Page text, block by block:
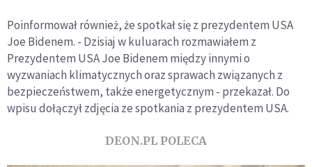
Poinformował również, że spotkał się z prezydentem USA
Joe Bidenem. - Dzisiaj w kuluarach rozmawiałem z
Prezydentem USA Joe Bidenem między innymi o
wyzwaniach klimatycznych oraz sprawach związanych z
bezpieczeństwem, także energetycznym - przekazał. Do
wpisu dołączył zdjęcia ze spotkania z prezydentem USA.
DEON.PL POLECA